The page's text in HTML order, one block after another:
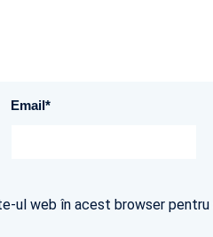
Email*
ul web în acest browser